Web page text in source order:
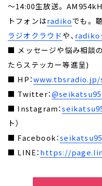
～14:00生放送。
トフォンはradikoでも。
ラジオクラウドや、 radiko
■ メッセージや悩み相談
たらステッカー等進呈)
■ HP：
■ Twitter：
■ Instagram：
ト）
■ Facebook：
■ LINE：https://